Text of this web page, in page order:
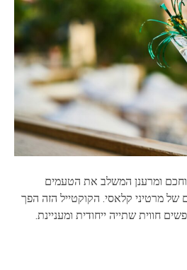
ומרענן המשלב את הטעמים
מרטיני קלאסי. הקוקטייל הזה הפך
חווית שתייה ייחודית ומעניינת.